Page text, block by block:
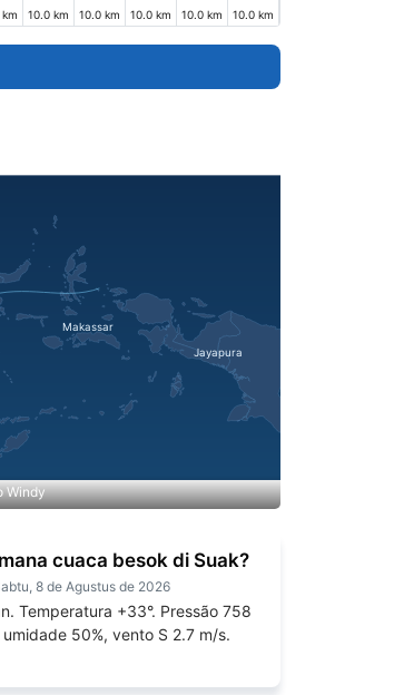
10.0 km 10.0 km 10.0 km 10.0 km 10.0 km
Windy
cuaca besok di Suak?
8 de Agustus de 2026
Temperatura +33°. Pressão 758
umidade 50%, vento S 2.7 m/s.